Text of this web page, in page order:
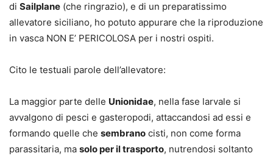
di Sailplane (che ringrazio), e di un preparatissimo
allevatore siciliano, ho potuto appurare che la riproduzione
in vasca NON E’ PERICOLOSA per i nostri ospiti.
Cito le testuali parole dell’allevatore:
La maggior parte delle Unionidae, nella fase larvale si
avvalgono di pesci e gasteropodi, attaccandosi ad essi e
formando quelle che sembrano cisti, non come forma
parassitaria, ma solo per il trasporto, nutrendosi soltanto